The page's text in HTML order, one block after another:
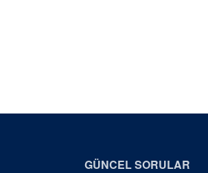
GÜNCEL SORULAR